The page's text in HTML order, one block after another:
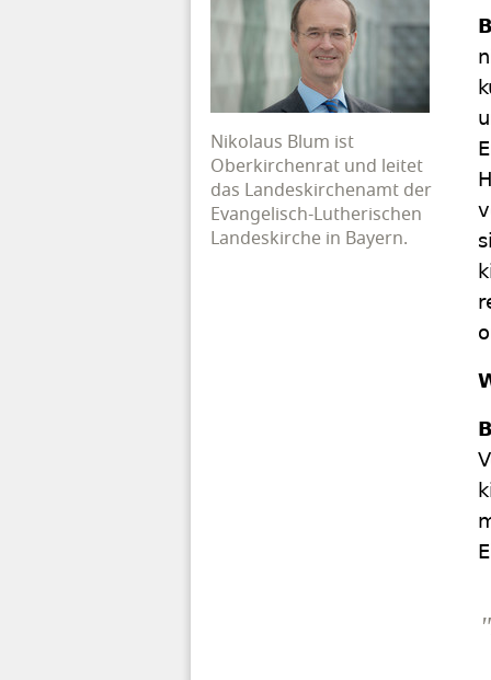
Nikolaus Blum ist
Oberkirchenrat und leitet
das Landeskirchenamt der
Evangelisch-Lutherischen
Landeskirche in Bayern.